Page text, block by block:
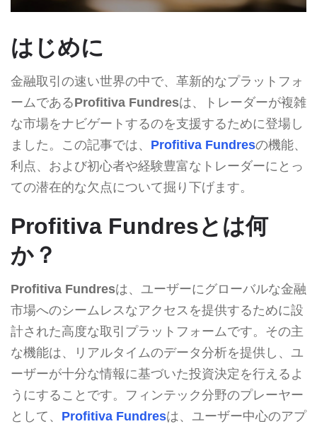
はじめに
金融取引の速い世界の中で、革新的なプラットフォ
ームであるProfitiva Fundresは、トレーダーが複雑
な市場をナビゲートするのを支援するために登場し
ました。この記事では、 Profitiva Fundresの機能、
利点、および初心者や経験豊富なトレーダーにとっ
ての潜在的な欠点について掘り下げます。
Profitiva Fundresとは何
か？
Profitiva Fundresは、ユーザーにグローバルな金融
市場へのシームレスなアクセスを提供するために設
計された高度な取引プラットフォームです。その主
な機能は、リアルタイムのデータ分析を提供し、ユ
ーザーが十分な情報に基づいた投資決定を行えるよ
うにすることです。フィンテック分野のプレーヤー
として、 Profitiva Fundresは、ユーザー中心のアプ